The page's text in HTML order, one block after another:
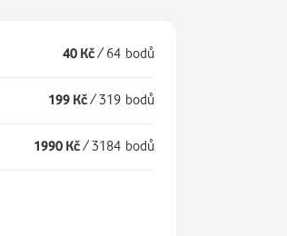
40 Kč/ 64 bodů
199 Kč/319 bodů
1990 Kč/3184 bodů